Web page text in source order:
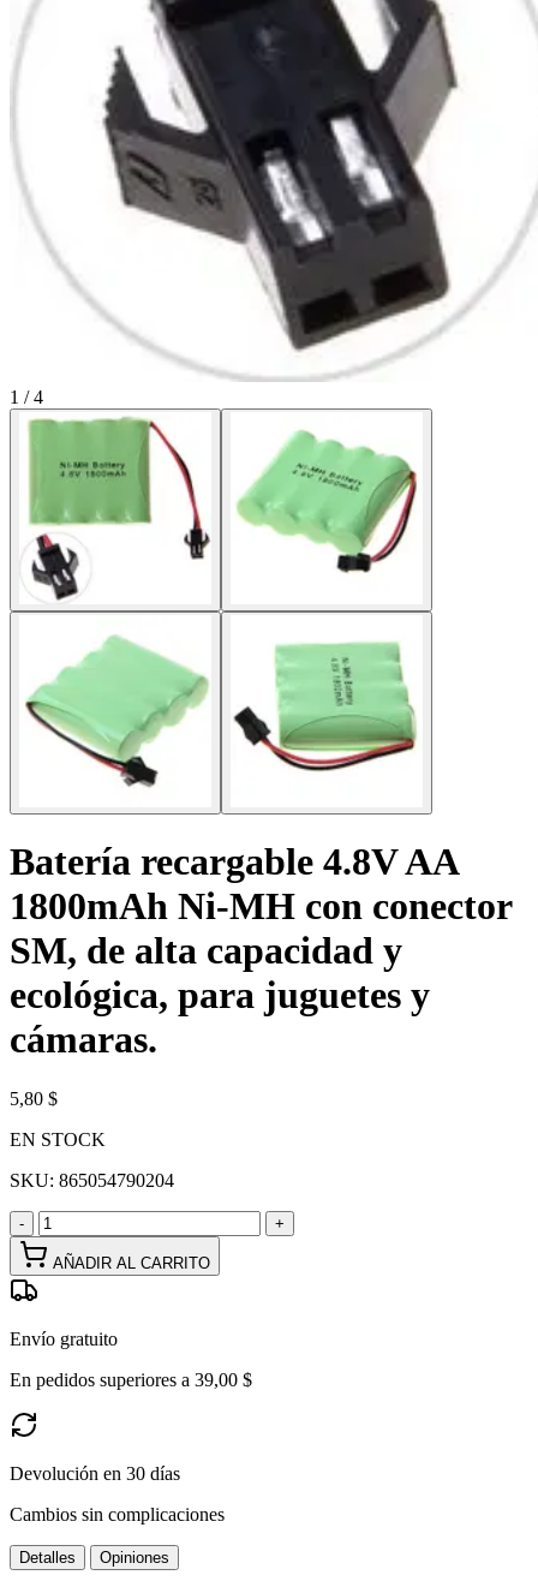
1 / 4
Batería recargable 4.8V AA
1800mAh Ni-MH con conector
SM, de alta capacidad y
ecológica, para juguetes y
cámaras.
5,80 $
EN STOCK
SKU: 865054790204
- +
AÑADIR AL CARRITO
Envío gratuito
En pedidos superiores a 39,00 $
Devolución en 30 días
Cambios sin complicaciones
Detalles Opiniones